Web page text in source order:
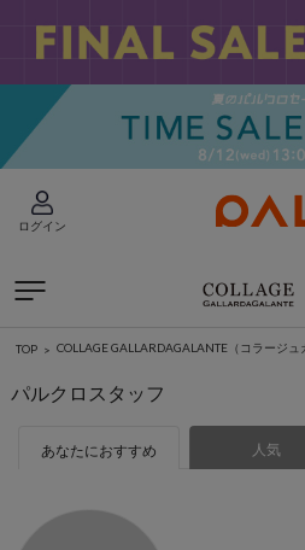
ログイン
TOP COLLAGE GALLARDAGALANTE（コラージュ
パルクロスタッフ
あなたにおすすめ 人気